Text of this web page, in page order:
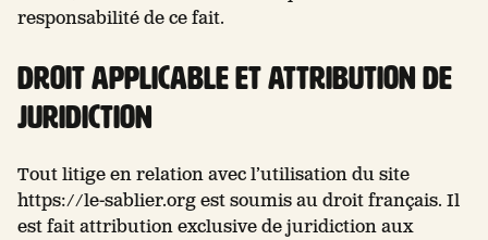
responsabilité de ce fait.
Droit applicable et attribution de
juridiction
Tout litige en relation avec l’utilisation du site
https://le-sablier.org est soumis au droit français. Il
est fait attribution exclusive de juridiction aux